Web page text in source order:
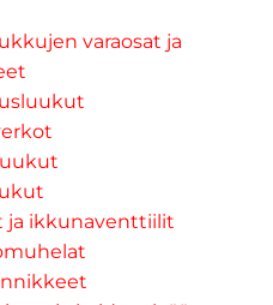
varaosat ja
ja ikkunaventtiilit